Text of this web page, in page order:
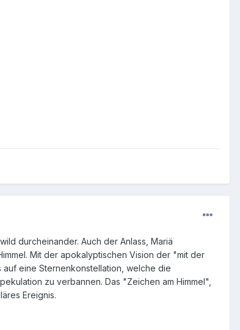
durcheinander. Auch der Anlass, Mariä
Mit der apokalyptischen Vision der "mit der
eine Sternenkonstellation, welche die
zu verbannen. Das "Zeichen am Himmel",
Ereignis.